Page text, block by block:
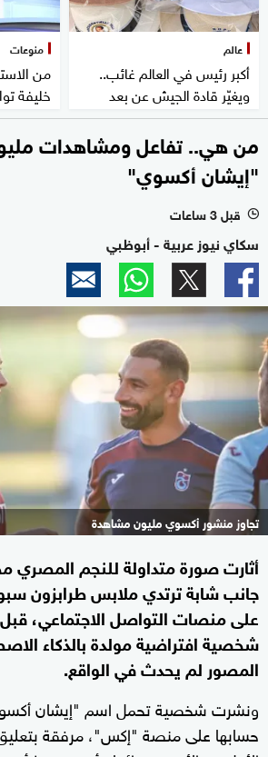
عالم
أكبر رئيس في العالم غائب..
ويغيّر قادة الجيش عن بعد
منوعات
من
خليفة
من هي.. تفاعل ومشاهدات
"إيشان أكسوي"
l قبل 3 ساعات
سكاي نيوز عربية - أبوظبي
تجاوز منشور أكسوي مليون مشاهدة
أثارت صورة متداولة للنجم المصري
جانب شابة ترتدي ملابس طرابزون
على منصات التواصل الاجتماعي، قبل
شخصية افتراضية مولدة بالذكاء
المصور لم يحدث في الواقع.
ونشرت شخصية تحمل اسم "إيشان
حسابها على منصة "إكس"، مرفقة